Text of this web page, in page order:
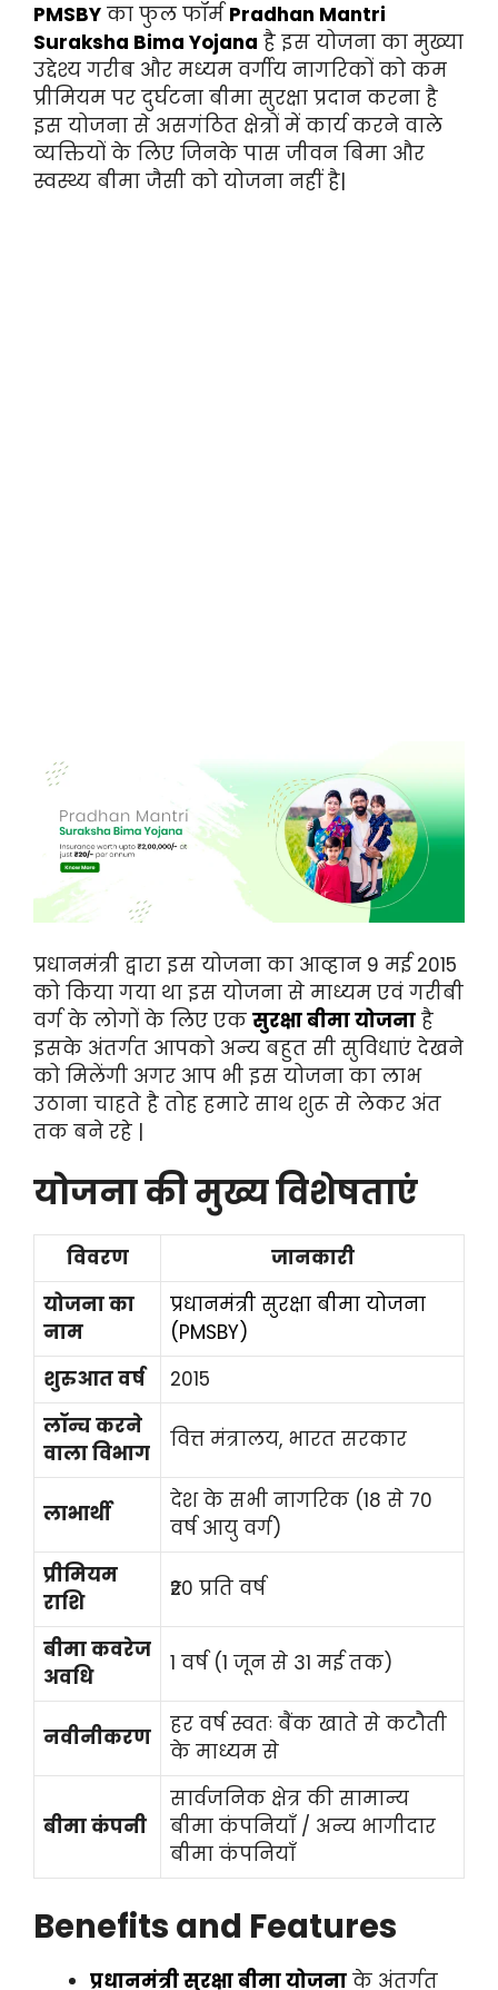
PMSBY का फुल फॉर्म Pradhan Mantri
Suraksha Bima Yojana है इस योजना का मुख्या
उद्देश्य गरीब और मध्यम वर्गीय नागरिकों को कम
प्रीमियम पर दुर्घटना बीमा सुरक्षा प्रदान करना है
इस योजना से असगंठित क्षेत्रों में कार्य करने वाले
व्यक्तियों के लिए जिनके पास जीवन बिमा और
स्वस्थ्य बीमा जैसी को योजना नहीं है|
प्रधानमंत्री द्वारा इस योजना का आव्हान 9 मई 2015
को किया गया था इस योजना से माध्यम एवं गरीबी
वर्ग के लोगों के लिए एक सुरक्षा बीमा योजना है
इसके अंतर्गत आपको अन्य बहुत सी सुविधाएं देखने
को मिलेंगी अगर आप भी इस योजना का लाभ
उठाना चाहते है तोह हमारे साथ शुरू से लेकर अंत
तक बने रहे |
योजना की मुख्य विशेषताएं
विवरण
जानकारी
योजना का
नाम
प्रधानमंत्री सुरक्षा बीमा योजना
(PMSBY)
शुरुआत वर्ष
2015
लॉन्च करने
वाला विभाग
वित्त मंत्रालय, भारत सरकार
लाभार्थी
देश के सभी नागरिक (18 से 70
वर्ष आयु वर्ग)
प्रीमियम
राशि
₹20 प्रति वर्ष
बीमा कवरेज
अवधि
1 वर्ष (1 जून से 31 मई तक)
नवीनीकरण
हर वर्ष स्वतः बैंक खाते से कटौती
के माध्यम से
बीमा कंपनी
सार्वजनिक क्षेत्र की सामान्य
बीमा कंपनियाँ / अन्य भागीदार
बीमा कंपनियाँ
Benefits and Features
प्रधानमंत्री सुरक्षा बीमा योजना के अंतर्गत